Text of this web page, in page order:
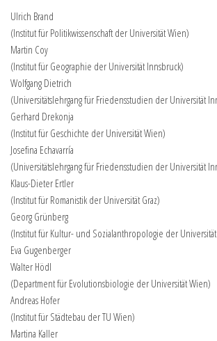
Ulrich Brand
(Institut für Politikwissenschaft der Universität Wien)
Martin Coy
(Institut für Geographie der Universität Innsbruck)
Wolfgang Dietrich
(Universitätslehrgang für Friedensstudien der Universität
Gerhard Drekonja
(Institut für Geschichte der Universität Wien)
Josefina Echavarría
(Universitätslehrgang für Friedensstudien der Universität
Klaus-Dieter Ertler
(Institut für Romanistik der Universität Graz)
Georg Grünberg
(Institut für Kultur- und Sozialanthropologie der
Eva Gugenberger
Walter Hödl
(Department für Evolutionsbiologie der Universität Wien)
Andreas Hofer
(Institut für Städtebau der TU Wien)
Martina Kaller